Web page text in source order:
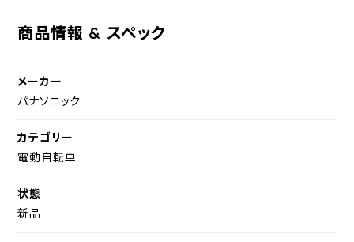
商品情報 & スペック
メーカー
パナソニック
カテゴリー
電動自転車
状態
新品